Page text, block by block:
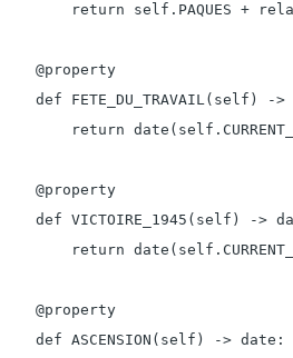
return self.PAQUES +
    @property
def FETE_DU_TRAVAIL(self) ->
return
    @property
def VICTOIRE_1945(self) ->
return
    @property
    def ASCENSION(self) -> date: